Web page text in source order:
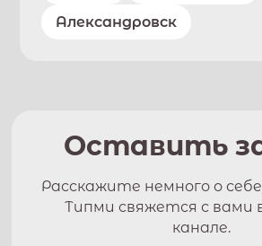
Александровск
Оставить
Расскажите немного о
Типми свяжется с вами
канале.